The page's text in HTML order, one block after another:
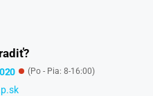
(Po - Pia: 8-16:00)